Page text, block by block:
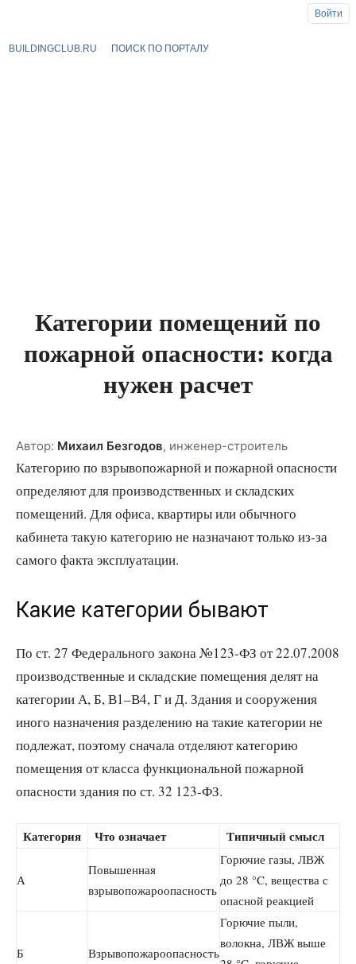
BUILDINGCLUB.RU ПОИСК ПО ПОРТАЛУ
Категории помещений по
пожарной опасности: когда
нужен расчет
Автор: Михаил Безгодов, инженер-строитель
Категорию по взрывопожарной и пожарной опасности
определяют для производственных и складских
помещений. Для офиса, квартиры или обычного
кабинета такую категорию не назначают только из-за
самого факта эксплуатации.
Какие категории бывают
По ст. 27 Федерального закона №123-ФЗ от 22.07.2008
производственные и складские помещения делят на
категории А, Б, В1–В4, Г и Д. Здания и сооружения
иного назначения разделению на такие категории не
подлежат, поэтому сначала отделяют категорию
помещения от класса функциональной пожарной
опасности здания по ст. 32 123-ФЗ.
Категория Что означает Типичный смысл
А
Повышенная
взрывопожароопасность
Горючие газы, ЛВЖ
до 28 °C, вещества с
опасной реакцией
Б Взрывопожароопасность
Горючие пыли,
волокна, ЛВЖ выше
Войти